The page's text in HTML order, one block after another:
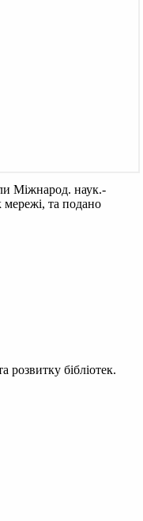
Міжнарод. наук.-
мережі, та подано
розвитку бібліотек.